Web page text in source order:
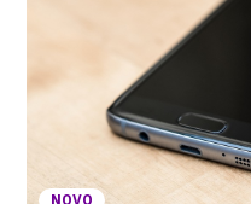
NOVO